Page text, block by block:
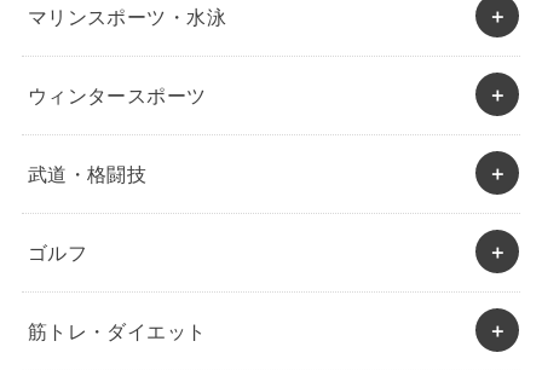
マリンスポーツ・水泳
ウィンタースポーツ
武道・格闘技
ゴルフ
筋トレ・ダイエット